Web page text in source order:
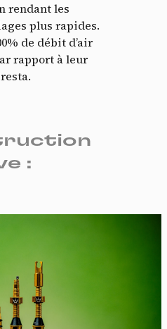
rendant les
plus rapides.
de débit d’air
rapport à leur
: